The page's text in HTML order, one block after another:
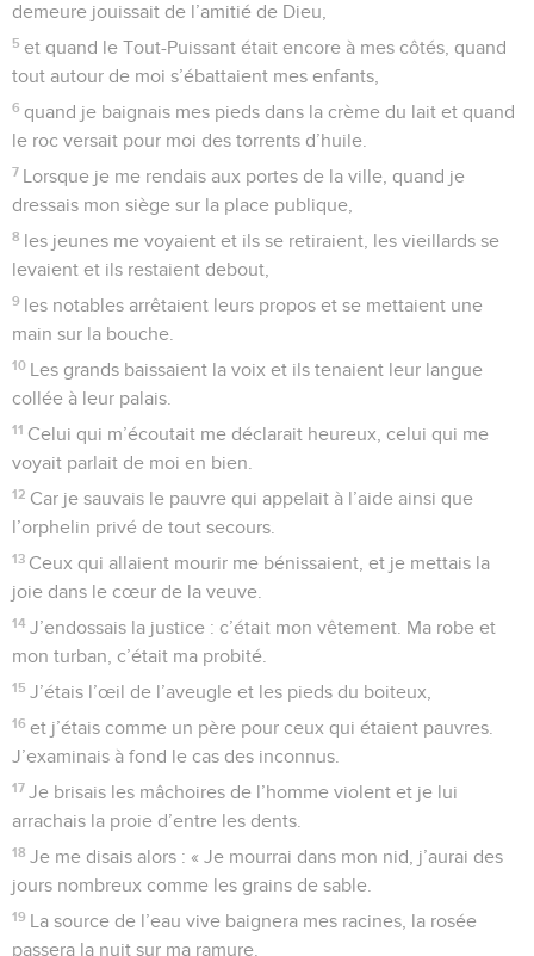
demeure jouissait de l’amitié de Dieu,
5 et quand le Tout-Puissant était encore à mes côtés, quand
tout autour de moi s’ébattaient mes enfants,
6 quand je baignais mes pieds dans la crème du lait et quand
le roc versait pour moi des torrents d’huile.
7 Lorsque je me rendais aux portes de la ville, quand je
dressais mon siège sur la place publique,
8 les jeunes me voyaient et ils se retiraient, les vieillards se
levaient et ils restaient debout,
9 les notables arrêtaient leurs propos et se mettaient une
main sur la bouche.
10 Les grands baissaient la voix et ils tenaient leur langue
collée à leur palais.
11 Celui qui m’écoutait me déclarait heureux, celui qui me
voyait parlait de moi en bien.
12 Car je sauvais le pauvre qui appelait à l’aide ainsi que
l’orphelin privé de tout secours.
13 Ceux qui allaient mourir me bénissaient, et je mettais la
joie dans le cœur de la veuve.
14 J’endossais la justice : c’était mon vêtement. Ma robe et
mon turban, c’était ma probité.
15 J’étais l’œil de l’aveugle et les pieds du boiteux,
16 et j’étais comme un père pour ceux qui étaient pauvres.
J’examinais à fond le cas des inconnus.
17 Je brisais les mâchoires de l’homme violent et je lui
arrachais la proie d’entre les dents.
18 Je me disais alors : « Je mourrai dans mon nid, j’aurai des
jours nombreux comme les grains de sable.
19 La source de l’eau vive baignera mes racines, la rosée
passera la nuit sur ma ramure.